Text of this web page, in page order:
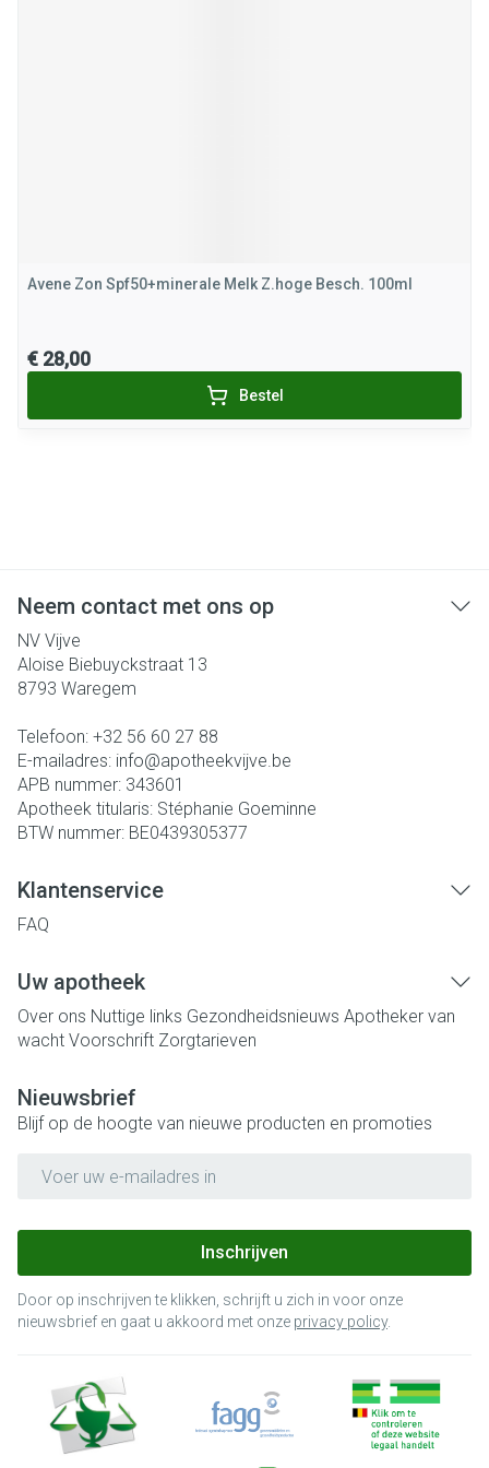
Avene Zon Spf50+minerale Melk Z.hoge Besch. 100ml
€ 28,00
Bestel
Neem contact met ons op
NV Vijve
Aloise Biebuyckstraat 13
8793 Waregem
Telefoon: +32 56 60 27 88
E-mailadres: info@apotheekvijve.be
APB nummer: 343601
Apotheek titularis: Stéphanie Goeminne
BTW nummer: BE0439305377
Klantenservice
FAQ
Uw apotheek
Over ons Nuttige links Gezondheidsnieuws Apotheker van
wacht Voorschrift Zorgtarieven
Nieuwsbrief
Blijf op de hoogte van nieuwe producten en promoties
Inschrijven
Door op inschrijven te klikken, schrijft u zich in voor onze
nieuwsbrief en gaat u akkoord met onze privacy policy.